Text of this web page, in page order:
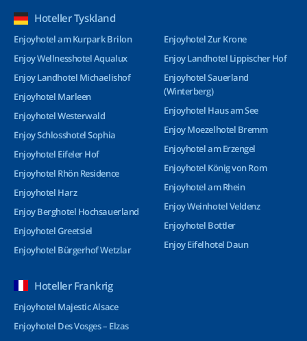
Hoteller Tyskland
Enjoyhotel am Kurpark Brilon
Enjoy Wellnesshotel Aqualux
Enjoy Landhotel Michaelishof
Enjoyhotel Marleen
Enjoyhotel Westerwald
Enjoy Schlosshotel Sophia
Enjoyhotel Eifeler Hof
Enjoyhotel Rhön Residence
Enjoyhotel Harz
Enjoy Berghotel Hochsauerland
Enjoyhotel Greetsiel
Enjoyhotel Bürgerhof Wetzlar
Enjoyhotel Zur Krone
Enjoy Landhotel Lippischer Hof
Enjoyhotel Sauerland
(Winterberg)
Enjoyhotel Haus am See
Enjoy Moezelhotel Bremm
Enjoyhotel am Erzengel
Enjoyhotel König von Rom
Enjoyhotel am Rhein
Enjoy Weinhotel Veldenz
Enjoyhotel Bottler
Enjoy Eifelhotel Daun
Hoteller Frankrig
Enjoyhotel Majestic Alsace
Enjoyhotel Des Vosges – Elzas